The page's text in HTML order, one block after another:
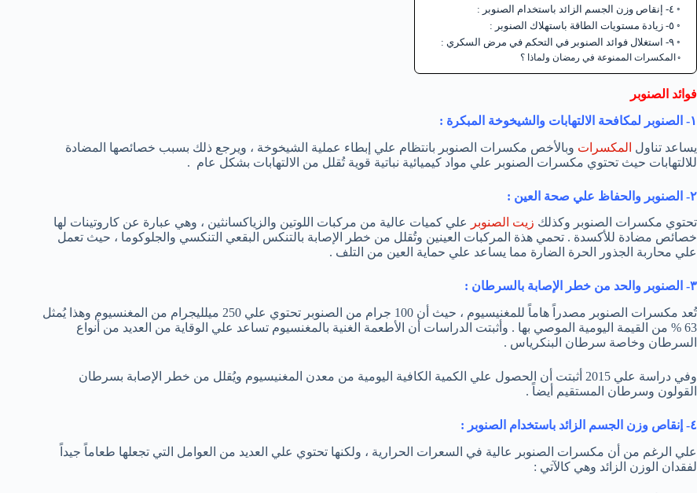
٤- إنقاص وزن الجسم الزائد باستخدام الصنوبر :
٥- زيادة مستويات الطاقة باستهلاك الصنوبر :
٩- استغلال فوائد الصنوبر في التحكم في مرض السكري :
المكسرات الممنوعة في رمضان ولماذا ؟
فوائد الصنوبر
١- الصنوبر لمكافحة الالتهابات والشيخوخة المبكرة :
يساعد تناول المكسرات وبالأخص مكسرات الصنوبر بانتظام علي إبطاء عملية الشيخوخة ، ويرجع ذلك بسبب خصائصها المضادة
للالتهابات حيث تحتوي مكسرات الصنوبر علي مواد كيميائية نباتية قوية تُقلل من الالتهابات بشكل عام .
٢- الصنوبر والحفاظ علي صحة العين :
تحتوي مكسرات الصنوبر وكذلك زيت الصنوبر
علي كميات عالية من مركبات اللوتين والزياكسانثين ، وهي عبارة عن كاروتينات لها
خصائص مضادة للأكسدة . تحمي هذة المركبات العينين وتُقلل من خطر الإصابة بالتنكس البقعي التنكسي والجلوكوما ، حيث تعمل
علي محاربة الجذور الحرة الضارة مما يساعد علي حماية العين من التلف .
٣- الصنوبر والحد من خطر الإصابة بالسرطان :
تُعد مكسرات الصنوبر مصدراً هاماً للمغنيسيوم ، حيث أن 100 جرام من الصنوبر تحتوي علي 250 ميلليجرام من المغنسيوم وهذا يُمثل
63 % من القيمة اليومية الموصي بها . وأثبتت الدراسات أن الأطعمة الغنية بالمغنسيوم تساعد علي الوقاية من العديد من أنواع
السرطان وخاصة سرطان البنكرياس .
وفي دراسة علي 2015 أثبتت أن الحصول علي الكمية الكافية اليومية من معدن المغنيسيوم ويُقلل من خطر الإصابة بسرطان
القولون وسرطان المستقيم أيضاً .
٤- إنقاص وزن الجسم الزائد باستخدام الصنوبر :
علي الرغم من أن مكسرات الصنوبر عالية في السعرات الحرارية ، ولكنها تحتوي علي العديد من العوامل التي تجعلها طعاماً جيداً
لفقدان الوزن الزائد وهي كالآتي :